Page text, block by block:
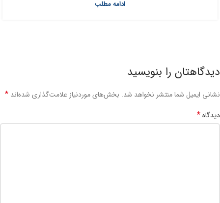
ادامه مطلب
دیدگاهتان را بنویسید
نشانی ایمیل شما منتشر نخواهد شد. بخش‌های موردنیاز علامت‌گذاری شده‌اند *
دیدگاه*